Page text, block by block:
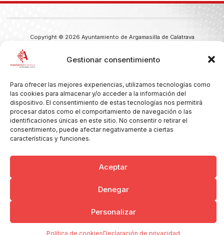
Gestionar consentimiento
Para ofrecer las mejores experiencias, utilizamos tecnologías como
las cookies para almacenar y/o acceder a la información del
dispositivo. El consentimiento de estas tecnologías nos permitirá
procesar datos como el comportamiento de navegación o las
identificaciones únicas en este sitio. No consentir o retirar el
consentimiento, puede afectar negativamente a ciertas
características y funciones.
Aceptar
Denegar
Personalizar
Política de cookiesDeclaración de privacidad
Copyright © 2026 Ayuntamiento de Argamasilla de Calatrava